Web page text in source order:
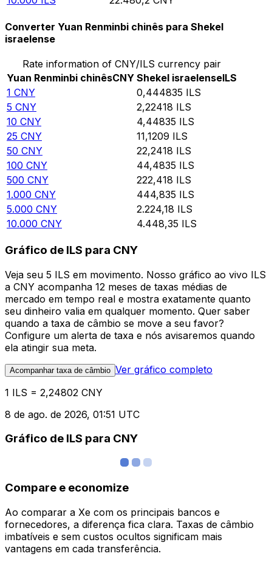
Converter Yuan Renminbi chinês para Shekel
israelense
Rate information of CNY/ILS currency pair
Yuan Renminbi chinêsCNY Shekel israelenseILS
1 CNY 0,444835 ILS
5 CNY 2,22418 ILS
10 CNY 4,44835 ILS
25 CNY 11,1209 ILS
50 CNY 22,2418 ILS
100 CNY 44,4835 ILS
500 CNY 222,418 ILS
1.000 CNY 444,835 ILS
5.000 CNY 2.224,18 ILS
10.000 CNY 4.448,35 ILS
Gráfico de ILS para CNY
Veja seu 5 ILS em movimento. Nosso gráfico ao vivo ILS
a CNY acompanha 12 meses de taxas médias de
mercado em tempo real e mostra exatamente quanto
seu dinheiro valia em qualquer momento. Quer saber
quando a taxa de câmbio se move a seu favor?
Configure um alerta de taxa e nós avisaremos quando
ela atingir sua meta.
Acompanhar taxa de câmbio Ver gráfico completo
1 ILS = 2,24802 CNY
8 de ago. de 2026, 01:51 UTC
Gráfico de ILS para CNY
Compare e economize
Ao comparar a Xe com os principais bancos e
fornecedores, a diferença fica clara. Taxas de câmbio
imbatíveis e sem custos ocultos significam mais
vantagens em cada transferência.